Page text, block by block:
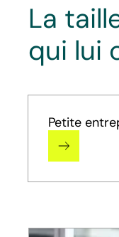
La
qui lui
Petite